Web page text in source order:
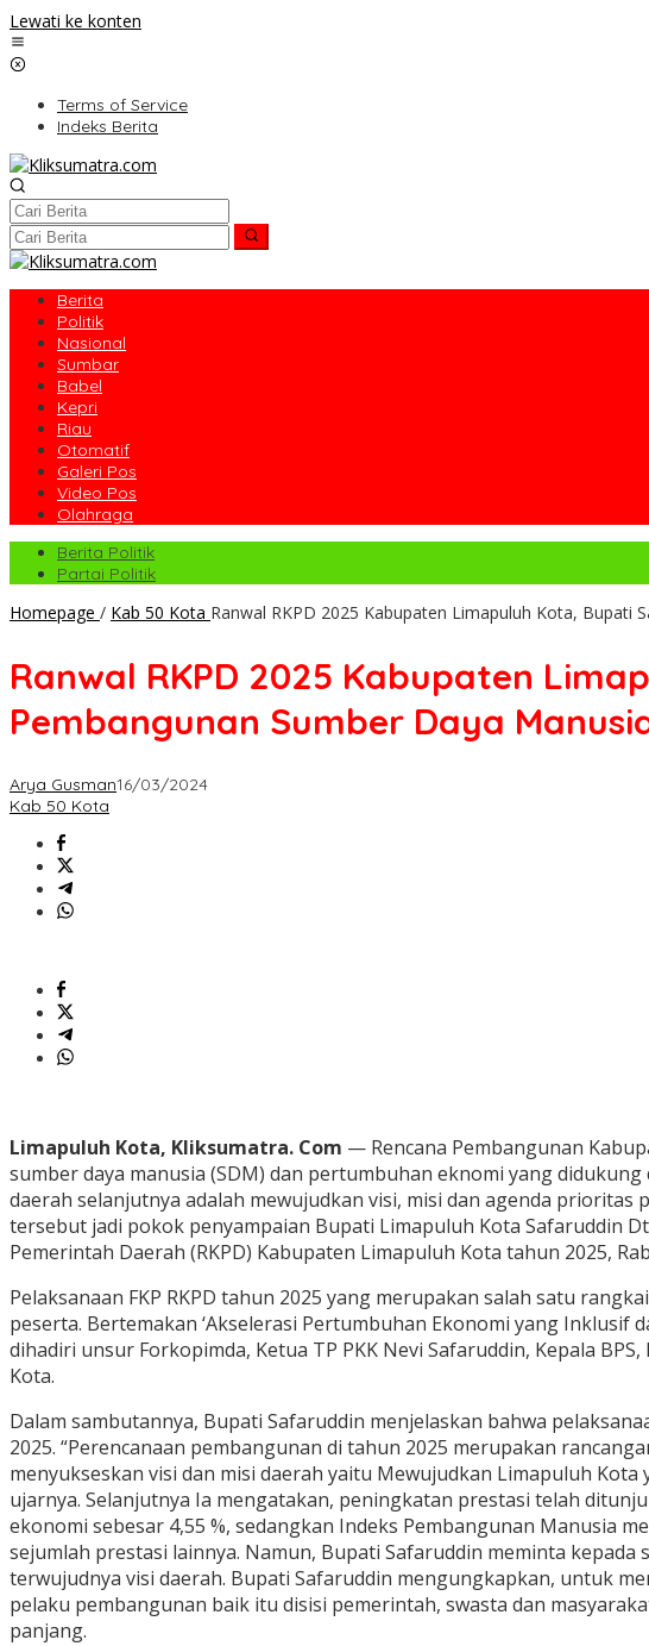
Lewati ke konten
Terms of Service
Indeks Berita
Berita
Politik
Nasional
Sumbar
Babel
Kepri
Riau
Otomatif
Galeri Pos
Video Pos
Olahraga
Berita Politik
Partai Politik
Homepage / Kab 50 Kota Ranwal RKPD 2025 Kabupaten Limapuluh Kota, Bupati
Ranwal RKPD 2025 Kabupaten
Pembangunan Sumber Daya
Arya Gusman16/03/2024
Kab 50 Kota
Limapuluh Kota, Kliksumatra. Com — Rencana Pembangunan
sumber daya manusia (SDM) dan pertumbuhan eknomi yang
daerah selanjutnya adalah mewujudkan visi, misi dan agenda prioritas
tersebut jadi pokok penyampaian Bupati Limapuluh Kota Safaruddin
Pemerintah Daerah (RKPD) Kabupaten Limapuluh Kota tahun 2025,
Pelaksanaan FKP RKPD tahun 2025 yang merupakan salah satu
peserta. Bertemakan ‘Akselerasi Pertumbuhan Ekonomi yang
dihadiri unsur Forkopimda, Ketua TP PKK Nevi Safaruddin, Kepala
Kota.
Dalam sambutannya, Bupati Safaruddin menjelaskan bahwa
2025. “Perencanaan pembangunan di tahun 2025 merupakan
menyukseskan visi dan misi daerah yaitu Mewujudkan Limapuluh
ujarnya. Selanjutnya Ia mengatakan, peningkatan prestasi telah
ekonomi sebesar 4,55 %, sedangkan Indeks Pembangunan Manusia
sejumlah prestasi lainnya. Namun, Bupati Safaruddin meminta
terwujudnya visi daerah. Bupati Safaruddin mengungkapkan, untuk
pelaku pembangunan baik itu disisi pemerintah, swasta dan
panjang.